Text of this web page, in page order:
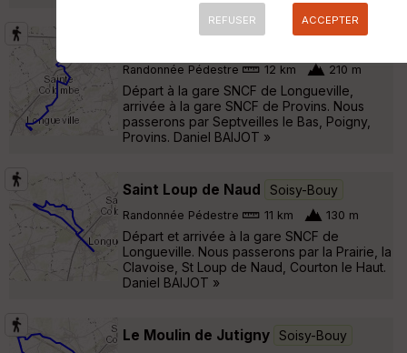
Randonnée Pédestre 12 km 210 m
Départ à la gare SNCF de Longueville,
arrivée à la gare SNCF de Provins. Nous
passerons par Septveilles le Bas, Poigny,
Provins. Daniel BAIJOT »
Saint Loup de Naud Soisy-Bouy
Randonnée Pédestre 11 km 130 m
Départ et arrivée à la gare SNCF de
Longueville. Nous passerons par la Prairie, la
Clavoise, St Loup de Naud, Courton le Haut.
Daniel BAIJOT »
Le Moulin de Jutigny Soisy-Bouy
REFUSER ACCEPTER